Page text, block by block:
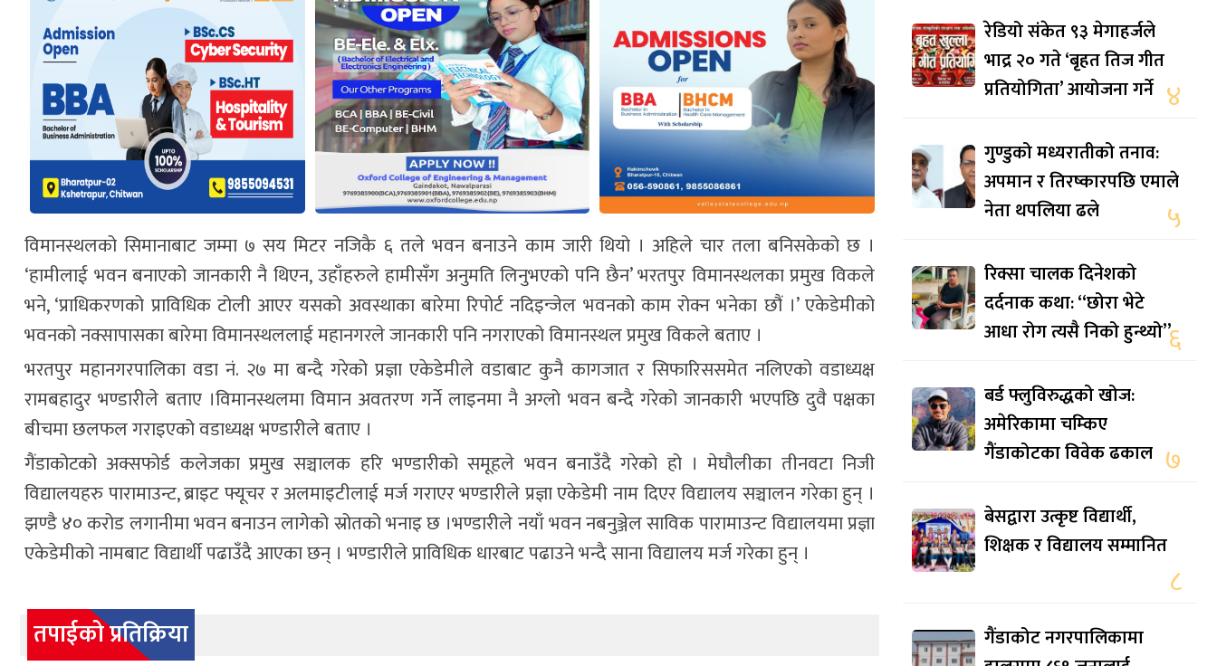
विमानस्थलको सिमानाबाट जम्मा ७ सय मिटर नजिकै ६ तले भवन बनाउने काम जारी थियो । अहिले चार तला बनिसकेको छ ।
‘हामीलाई भवन बनाएको जानकारी नै थिएन, उहाँहरुले हामीसँग अनुमति लिनुभएको पनि छैन’ भरतपुर विमानस्थलका प्रमुख विकले
भने, ‘प्राधिकरणको प्राविधिक टोली आएर यसको अवस्थाका बारेमा रिपोर्ट नदिइन्जेल भवनको काम रोक्न भनेका छौं ।’ एकेडेमीको
भवनको नक्सापासका बारेमा विमानस्थललाई महानगरले जानकारी पनि नगराएको विमानस्थल प्रमुख विकले बताए ।
भरतपुर महानगरपालिका वडा नं. २७ मा बन्दै गरेको प्रज्ञा एकेडेमीले वडाबाट कुनै कागजात र सिफारिससमेत नलिएको वडाध्यक्ष
रामबहादुर भण्डारीले बताए ।विमानस्थलमा विमान अवतरण गर्ने लाइनमा नै अग्लो भवन बन्दै गरेको जानकारी भएपछि दुवै पक्षका
बीचमा छलफल गराइएको वडाध्यक्ष भण्डारीले बताए ।
गैंडाकोटको अक्सफोर्ड कलेजका प्रमुख सञ्चालक हरि भण्डारीको समूहले भवन बनाउँदै गरेको हो । मेघौलीका तीनवटा निजी
विद्यालयहरु पारामाउन्ट, ब्राइट फ्यूचर र अलमाइटीलाई मर्ज गराएर भण्डारीले प्रज्ञा एकेडेमी नाम दिएर विद्यालय सञ्चालन गरेका हुन् ।
झण्डै ४० करोड लगानीमा भवन बनाउन लागेको स्रोतको भनाइ छ ।भण्डारीले नयाँ भवन नबनुञ्जेल साविक पारामाउन्ट विद्यालयमा प्रज्ञा
एकेडेमीको नामबाट विद्यार्थी पढाउँदै आएका छन् । भण्डारीले प्राविधिक धारबाट पढाउने भन्दै साना विद्यालय मर्ज गरेका हुन् ।
तपाईको प्रतिक्रिया
रेडियो संकेत ९३ मेगाहर्जले
भाद्र २० गते ‘बृहत तिज गीत
प्रतियोगिता’ आयोजना गर्ने ४
गुण्डुको मध्यरातीको तनाव:
अपमान र तिरष्कारपछि एमाले
नेता थपलिया ढले
५
रिक्सा चालक दिनेशको
दर्दनाक कथा: “छोरा भेटे
आधा रोग त्यसै निको हुन्थ्यो”६
बर्ड फ्लुविरुद्धको खोज:
अमेरिकामा चम्किए
गैंडाकोटका विवेक ढकाल ७
बेसद्वारा उत्कृष्ट विद्यार्थी,
शिक्षक र विद्यालय सम्मानित
८
गैंडाकोट नगरपालिकामा